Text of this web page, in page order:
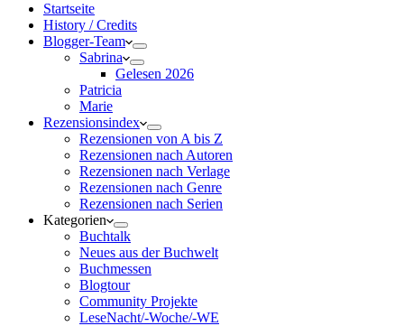
Startseite
History / Credits
Blogger-Team
Sabrina
Gelesen 2026
Patricia
Marie
Rezensionsindex
Rezensionen von A bis Z
Rezensionen nach Autoren
Rezensionen nach Verlage
Rezensionen nach Genre
Rezensionen nach Serien
Kategorien
Buchtalk
Neues aus der Buchwelt
Buchmessen
Blogtour
Community Projekte
LeseNacht/-Woche/-WE